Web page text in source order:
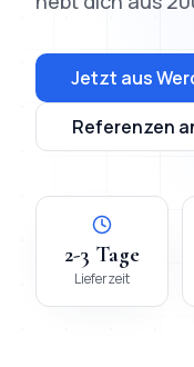
Jetzt aus
Referenzen
2-3 Tage
Lieferzeit